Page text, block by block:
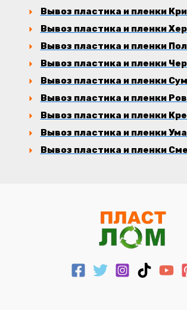
Вывоз пластика и пленки
Вывоз пластика и пленки
Вывоз пластика и пленки
Вывоз пластика и пленки
Вывоз пластика и пленки
Вывоз пластика и пленки
Вывоз пластика и пленки
Вывоз пластика и пленки
Вывоз пластика и пленки